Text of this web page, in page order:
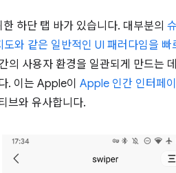
하단 탭 바가 있습니다. 대부분의
와 같은 일반적인 UI 패러다임을
의 사용자 환경을 일관되게 만드는
. 이는 Apple이 Apple 인간 인터페
브와 유사합니다.